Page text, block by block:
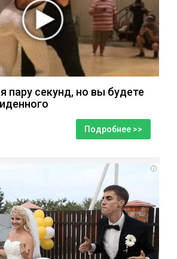
пару секунд, но вы будете
Подробнее >>
i